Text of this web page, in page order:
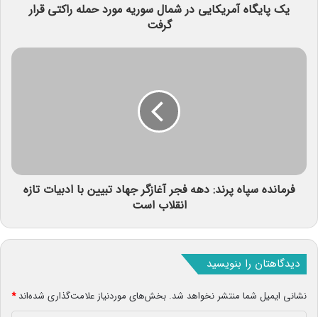
یک پایگاه آمریکایی در شمال سوریه مورد حمله راکتی قرار
گرفت
فرمانده سپاه پرند: دهه فجر آغازگر جهاد تبیین با ادبیات تازه
انقلاب است
دیدگاهتان را بنویسید
نشانی ایمیل شما منتشر نخواهد شد. بخش‌های موردنیاز علامت‌گذاری شده‌اند*